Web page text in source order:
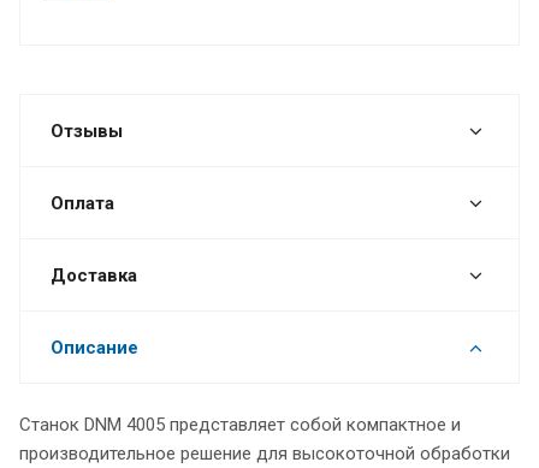
Отзывы
Оплата
Доставка
Описание
Станок DNM 4005 представляет собой компактное и
производительное решение для высокоточной обработки